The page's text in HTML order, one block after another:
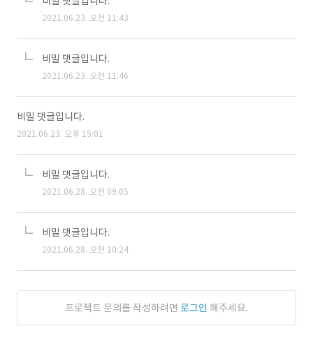
2021.06.23. 오전 11:43
비밀 댓글입니다.
2021.06.23. 오전 11:46
비밀 댓글입니다.
2021.06.23. 오후 15:01
비밀 댓글입니다.
2021.06.28. 오전 09:05
비밀 댓글입니다.
2021.06.28. 오전 10:24
프로젝트 문의를 작성하려면 로그인 해주세요.